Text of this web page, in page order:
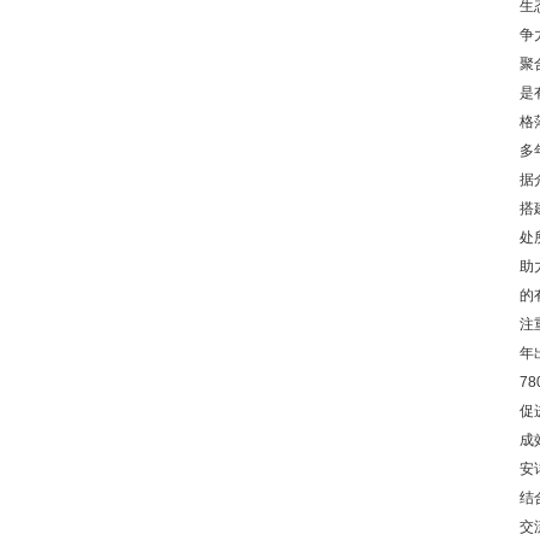
生
争
聚
是
格
多
据
搭
处
助
的
注
年
促
成
安
结
交